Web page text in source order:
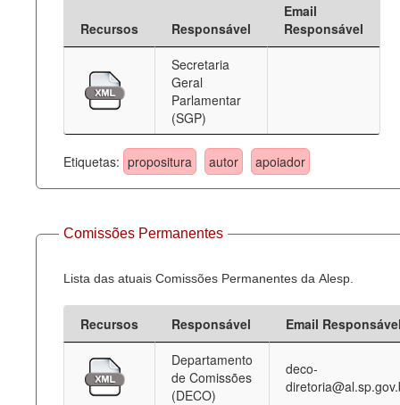
Deputados Estaduais
Administração
Agenda
Perguntas frequentes
Contato
Recursos Responsável
Email
Responsável
Secretaria
Geral
Parlamentar
(SGP)
Etiquetas: propositura autor apoiador
Comissões Permanentes
Lista das atuais Comissões Permanentes da Alesp.
Recursos Responsável
Email
Departamento
de Comissões
(DECO)
deco-